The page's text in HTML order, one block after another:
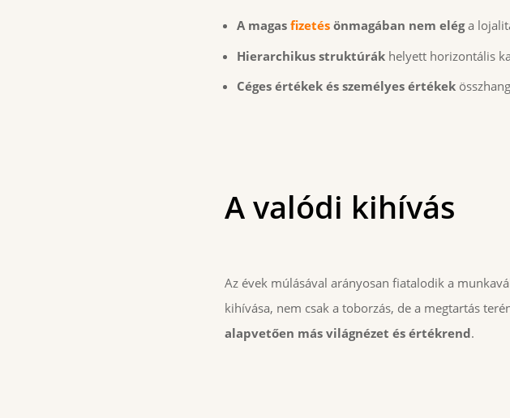
A magas fizetésönmagában nem eléga
Hierarchikus struktúrákhelyett horizontális
Céges értékek és személyes értékek
A valódi kihívás
Az évek múlásával arányosan fiatalodik a
kihívása, nem csak a toborzás, de a megtartás
alapvetően más világnézet és értékrend.